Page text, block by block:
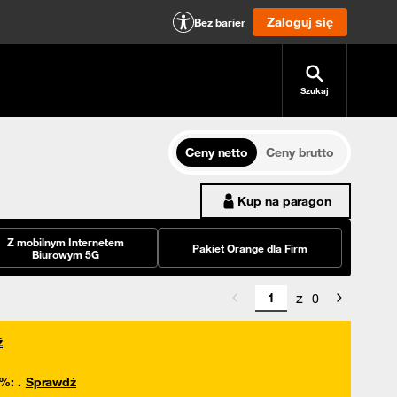
Bez barier Zaloguj się
Szukaj
Ceny netto
Ceny brutto
Kup na paragon
Z mobilnym Internetem
Biurowym 5G
Pakiet Orange dla Firm
z 0
: . Sprawdź